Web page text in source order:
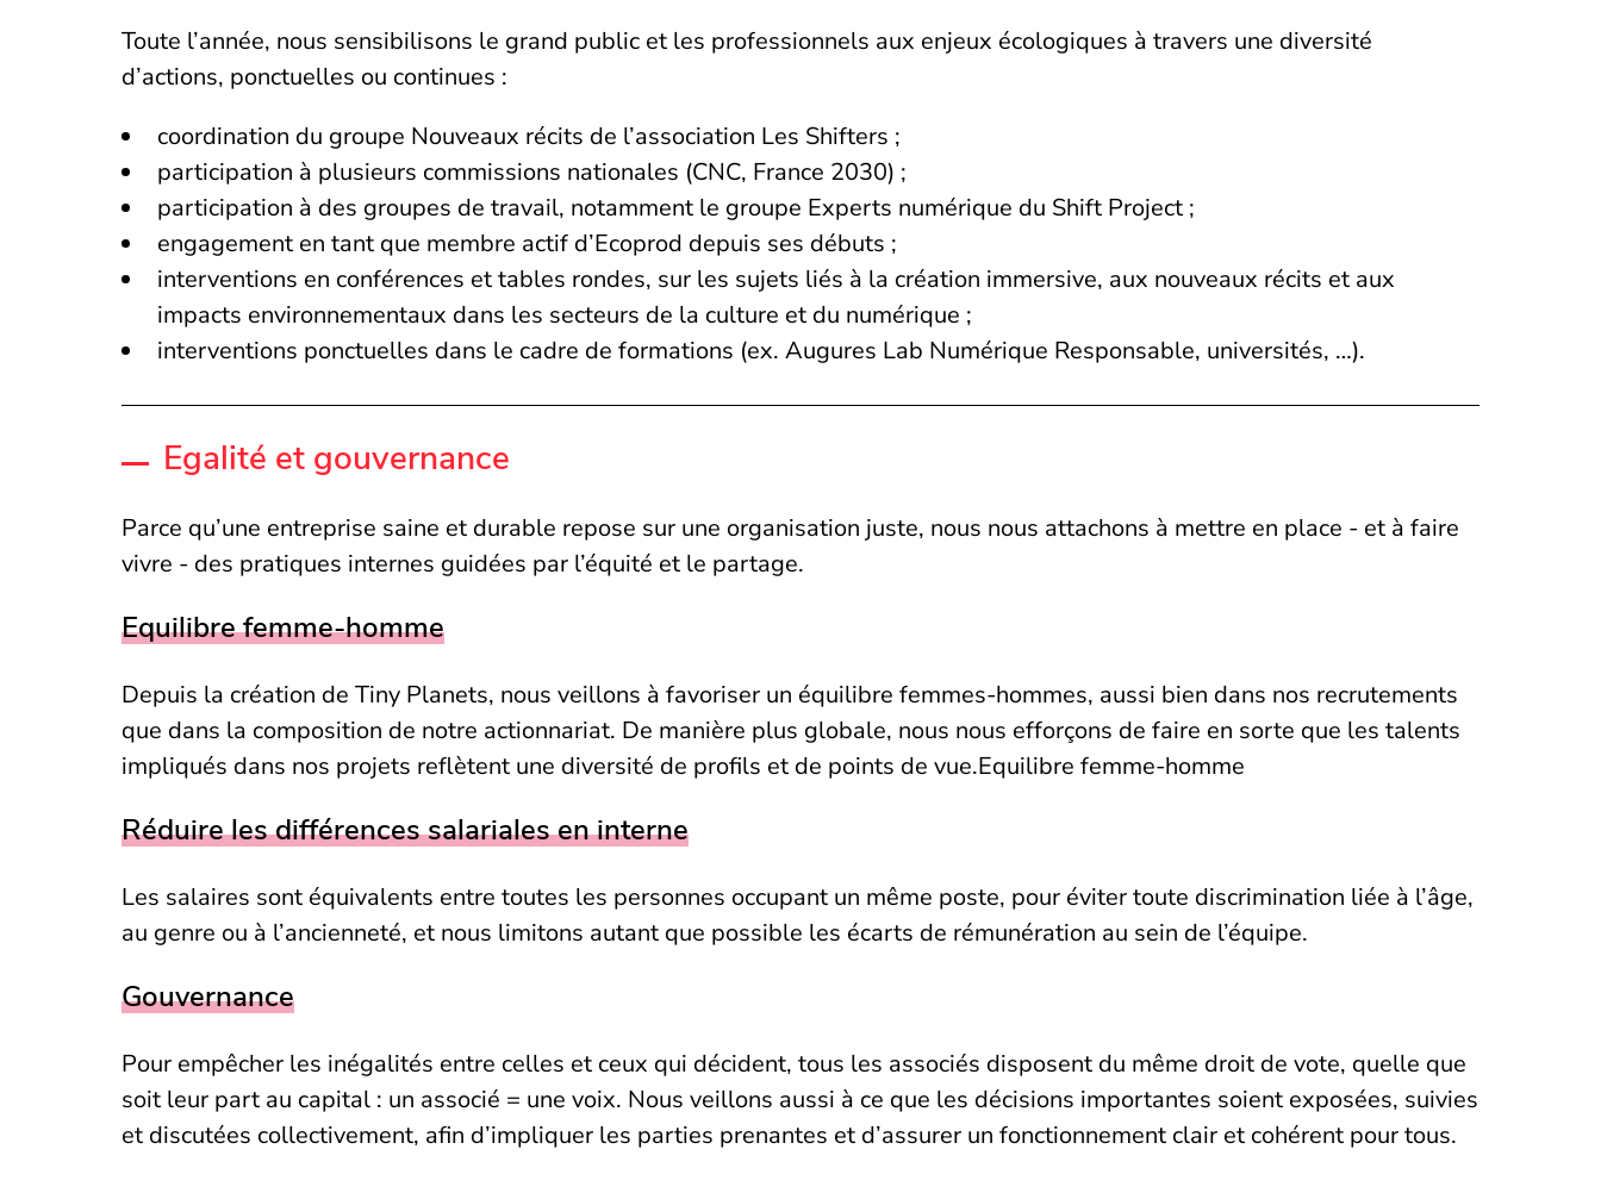
Toute l’année, nous sensibilisons le grand public et les professionnels aux enjeux écologiques à travers une diversité
d’actions, ponctuelles ou continues :
coordination du groupe Nouveaux récits de l’association Les Shifters ;
participation à plusieurs commissions nationales (CNC, France 2030) ;
participation à des groupes de travail, notamment le groupe Experts numérique du Shift Project ;
engagement en tant que membre actif d’Ecoprod depuis ses débuts ;
interventions en conférences et tables rondes, sur les sujets liés à la création immersive, aux nouveaux récits et aux
impacts environnementaux dans les secteurs de la culture et du numérique ;
interventions ponctuelles dans le cadre de formations (ex. Augures Lab Numérique Responsable, universités, …).
Egalité et gouvernance
Parce qu’une entreprise saine et durable repose sur une organisation juste, nous nous attachons à mettre en place - et à faire
vivre - des pratiques internes guidées par l’équité et le partage.
Equilibre femme-homme
Depuis la création de Tiny Planets, nous veillons à favoriser un équilibre femmes-hommes, aussi bien dans nos recrutements
que dans la composition de notre actionnariat. De manière plus globale, nous nous efforçons de faire en sorte que les talents
impliqués dans nos projets reflètent une diversité de profils et de points de vue.Equilibre femme-homme
Réduire les différences salariales en interne
Les salaires sont équivalents entre toutes les personnes occupant un même poste, pour éviter toute discrimination liée à l’âge,
au genre ou à l’ancienneté, et nous limitons autant que possible les écarts de rémunération au sein de l’équipe.
Gouvernance
Pour empêcher les inégalités entre celles et ceux qui décident, tous les associés disposent du même droit de vote, quelle que
soit leur part au capital : un associé = une voix. Nous veillons aussi à ce que les décisions importantes soient exposées, suivies
et discutées collectivement, afin d’impliquer les parties prenantes et d’assurer un fonctionnement clair et cohérent pour tous.